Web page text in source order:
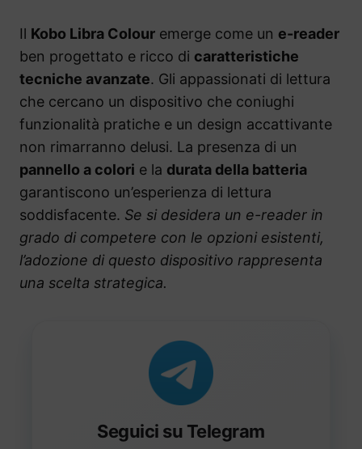
Il Kobo Libra Colour emerge come un e-reader
ben progettato e ricco di caratteristiche
tecniche avanzate. Gli appassionati di lettura
che cercano un dispositivo che coniughi
funzionalità pratiche e un design accattivante
non rimarranno delusi. La presenza di un
pannello a colori e la durata della batteria
garantiscono un’esperienza di lettura
soddisfacente. Se si desidera un e-reader in
grado di competere con le opzioni esistenti,
l’adozione di questo dispositivo rappresenta
una scelta strategica.
Seguici su Telegram